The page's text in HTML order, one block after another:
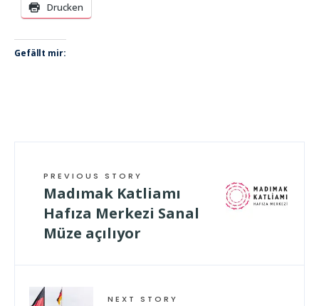
Drucken
Gefällt mir:
PREVIOUS STORY
Madımak Katliamı
Hafıza Merkezi Sanal
Müze açılıyor
NEXT STORY